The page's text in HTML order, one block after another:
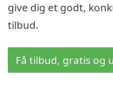
give dig et godt,
tilbud.
Få tilbud, gratis og